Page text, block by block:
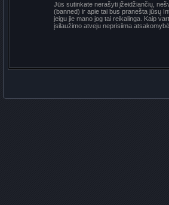
Jūs sutinkate nerašyti įžeidžiančių,
(banned) ir apie tai bus pranešta jūsų
jeigu jie mano jog tai reikalinga. Kaip
įsilaužimo atveju neprisiima